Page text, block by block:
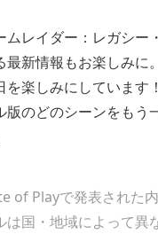
ムレイダー：レガシー
最新情報もお楽しみに
を楽しみにしています
版のどのシーンをもう
of Playで発表された
は国・地域によって異